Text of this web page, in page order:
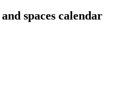
spaces calendar